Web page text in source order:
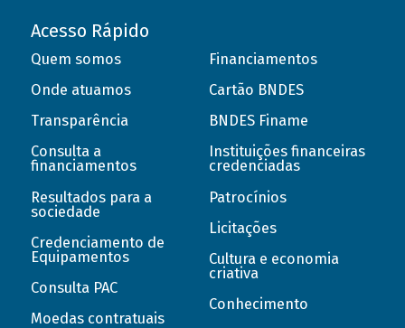
Acesso Rápido
Quem somos
Onde atuamos
Transparência
Consulta a
financiamentos
Resultados para a
sociedade
Credenciamento de
Equipamentos
Consulta PAC
Moedas contratuais
Financiamentos
Cartão BNDES
BNDES Finame
Instituições financeiras
credenciadas
Patrocínios
Licitações
Cultura e economia
criativa
Conhecimento